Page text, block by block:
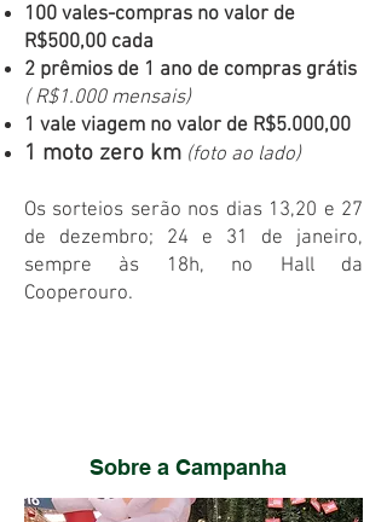
100 vales-compras no valor de
R$500,00 cada
2 prêmios de 1 ano de compras grátis
( R$1.000 mensais)
1 vale viagem no valor de R$5.000,00
1 moto zero km (foto ao lado)
Os sorteios serão nos dias 13,20 e 27
de dezembro; 24 e 31 de janeiro,
sempre às 18h, no Hall da
Cooperouro.
Sobre a Campanha